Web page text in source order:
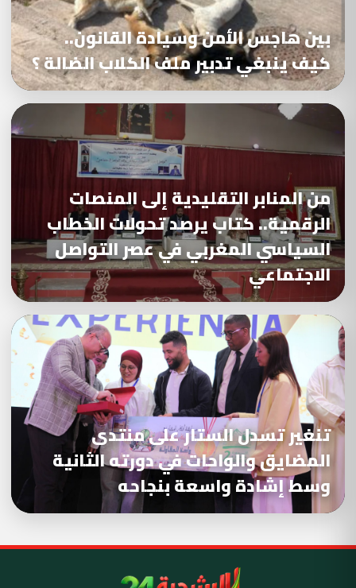
بين هاجس الأمن وسيادة القانون..
كيف ينبغي تدبير ملف الكلاب الضالة ؟
من المنابر التقليدية إلى المنصات
الرقمية.. كتاب يرصد تحولات الخطاب
السياسي المغربي في عصر التواصل
الاجتماعي
تنغير تسدل الستار على منتدى
المضايق والواحات في دورته الثانية
وسط إشادة واسعة بنجاحه